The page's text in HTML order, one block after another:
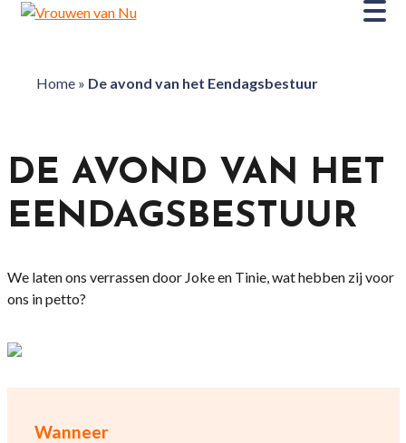
Home» De avond van het Eendagsbestuur
Wanneer
DE AVOND VAN HET
EENDAGSBESTUUR
We laten ons verrassen door Joke en Tinie, wat hebben zij voor
ons in petto?